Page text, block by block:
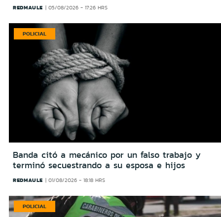
REDMAULE 05/08/2026 - 17:26 HRS
POLICIAL
Banda citó a mecánico por un falso trabajo y
terminó secuestrando a su esposa e hijos
REDMAULE 01/08/2026 - 18:18 HRS
POLICIAL